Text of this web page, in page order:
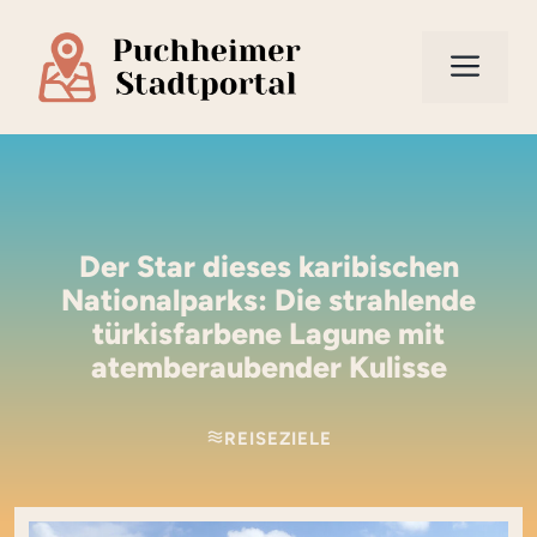
Inhalt
springen
Der Star dieses karibischen
Nationalparks: Die strahlende
türkisfarbene Lagune mit
atemberaubender Kulisse
REISEZIELE